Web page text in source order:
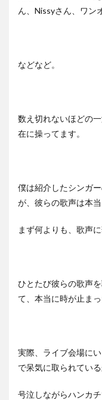
ん、Nissyさん、ワン
などなど。
数え切れないほどの
在に操ってます。
僕は紹介したシンガ
が、彼らの歌声は本当
まず何よりも、歌声に
ひとたび彼らの歌声
て、本当に時が止ま
実際、ライブ会場に
で呆気に取られている
号泣しながらハンカ